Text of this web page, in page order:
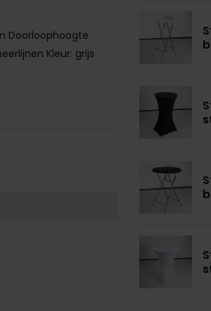
Doorloophoogte
Kleur: grijs